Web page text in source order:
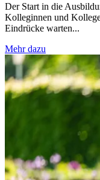
Der Start in die
Kolleginnen und
Eindrücke warten...
Mehr dazu